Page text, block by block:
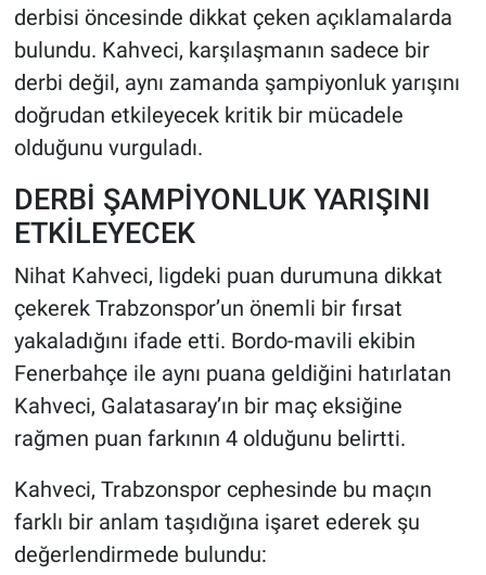
derbisi öncesinde dikkat çeken açıklamalarda
bulundu. Kahveci, karşılaşmanın sadece bir
derbi değil, aynı zamanda şampiyonluk yarışını
doğrudan etkileyecek kritik bir mücadele
olduğunu vurguladı.
DERBİ ŞAMPİYONLUK YARIŞINI
ETKİLEYECEK
Nihat Kahveci, ligdeki puan durumuna dikkat
çekerek Trabzonspor’un önemli bir fırsat
yakaladığını ifade etti. Bordo-mavili ekibin
Fenerbahçe ile aynı puana geldiğini hatırlatan
Kahveci, Galatasaray’ın bir maç eksiğine
rağmen puan farkının 4 olduğunu belirtti.
Kahveci, Trabzonspor cephesinde bu maçın
farklı bir anlam taşıdığına işaret ederek şu
değerlendirmede bulundu:
POLİTİKA
SPOR
MAGAZİN
Bilim, Teknoloji